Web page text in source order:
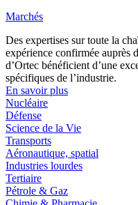
Marchés
Des expertises sur toute la
expérience confirmée auprès
d’Ortec bénéficient d’une
spécifiques de l’industrie.
En savoir plus
Nucléaire
Défense
Science de la Vie
Transports
Aéronautique, spatial
Industries lourdes
Tertiaire
Pétrole & Gaz